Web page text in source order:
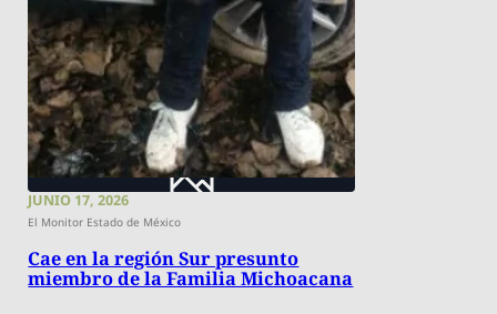
JUNIO 17, 2026
El Monitor Estado de México
Cae en la región Sur presunto
miembro de la Familia Michoacana